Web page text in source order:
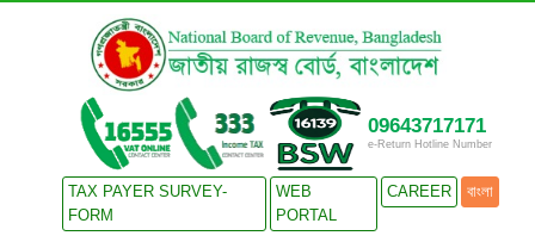
09643717171
e-Return Hotline Number
TAX PAYER SURVEY-
FORM
WEB
PORTAL
CAREER বাংলা